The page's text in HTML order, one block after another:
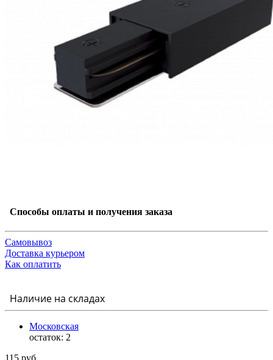
Способы оплаты и получения заказа
Самовывоз
Доставка курьером
Как оплатить
Наличие на складах
Московская
остаток: 2
115 руб.